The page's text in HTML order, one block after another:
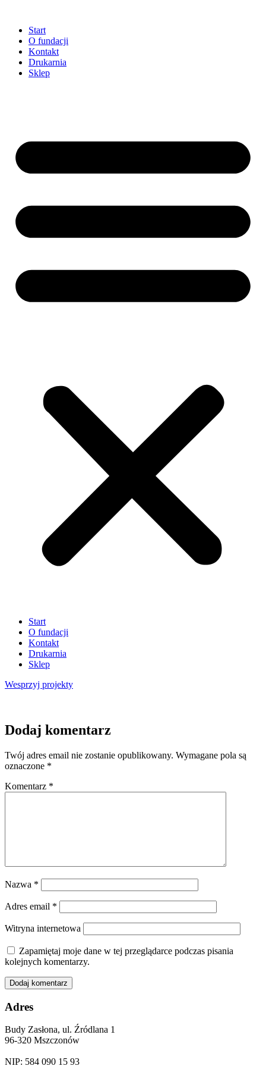
treści
Start
O fundacji
Kontakt
Drukarnia
Sklep
Start
O fundacji
Kontakt
Drukarnia
Sklep
Wesprzyj projekty
Dodaj komentarz
Twój adres email nie zostanie opublikowany. Wymagane pola są
oznaczone *
Komentarz *
Nazwa *
Adres email *
Witryna internetowa
Zapamiętaj moje dane w tej przeglądarce podczas pisania
kolejnych komentarzy.
Adres
Budy Zasłona, ul. Źródlana 1
96-320 Mszczonów
NIP: 584 090 15 93